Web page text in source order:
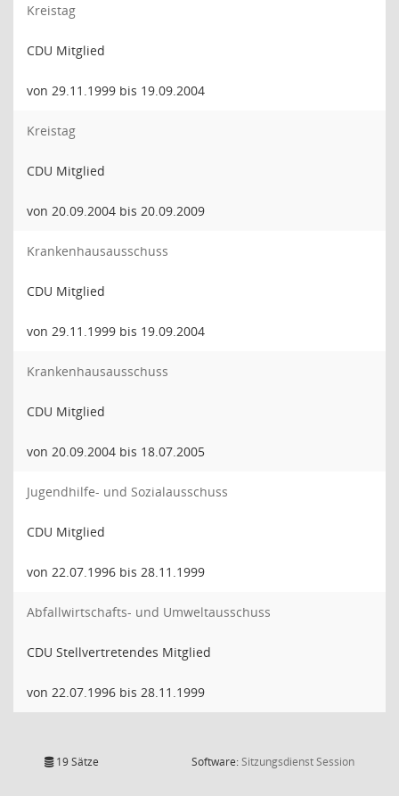
Kreistag
CDU Mitglied
von 29.11.1999 bis 19.09.2004
Kreistag
CDU Mitglied
von 20.09.2004 bis 20.09.2009
Krankenhausausschuss
CDU Mitglied
von 29.11.1999 bis 19.09.2004
Krankenhausausschuss
CDU Mitglied
von 20.09.2004 bis 18.07.2005
Jugendhilfe- und Sozialausschuss
CDU Mitglied
von 22.07.1996 bis 28.11.1999
Abfallwirtschafts- und Umweltausschuss
CDU Stellvertretendes Mitglied
von 22.07.1996 bis 28.11.1999
19 Sätze Software:SitzungsdienstSession(Wird in